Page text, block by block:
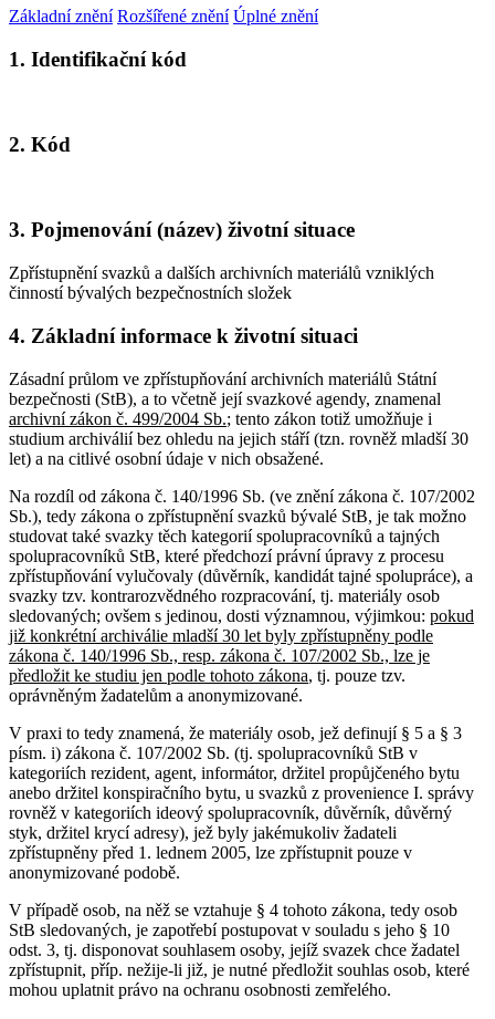
Základní znění Rozšířené znění Úplné znění
1. Identifikační kód
2. Kód
3. Pojmenování (název) životní situace
Zpřístupnění svazků a dalších archivních materiálů vzniklých
činností bývalých bezpečnostních složek
4. Základní informace k životní situaci
Zásadní průlom ve zpřístupňování archivních materiálů Státní
bezpečnosti (StB), a to včetně její svazkové agendy, znamenal
archivní zákon č. 499/2004 Sb.; tento zákon totiž umožňuje i
studium archiválií bez ohledu na jejich stáří (tzn. rovněž mladší 30
let) a na citlivé osobní údaje v nich obsažené.
Na rozdíl od zákona č. 140/1996 Sb. (ve znění zákona č. 107/2002
Sb.), tedy zákona o zpřístupnění svazků bývalé StB, je tak možno
studovat také svazky těch kategorií spolupracovníků a tajných
spolupracovníků StB, které předchozí právní úpravy z procesu
zpřístupňování vylučovaly (důvěrník, kandidát tajné spolupráce), a
svazky tzv. kontrarozvědného rozpracování, tj. materiály osob
sledovaných; ovšem s jedinou, dosti významnou, výjimkou: pokud
již konkrétní archiválie mladší 30 let byly zpřístupněny podle
zákona č. 140/1996 Sb., resp. zákona č. 107/2002 Sb., lze je
předložit ke studiu jen podle tohoto zákona, tj. pouze tzv.
oprávněným žadatelům a anonymizované.
V praxi to tedy znamená, že materiály osob, jež definují § 5 a § 3
písm. i) zákona č. 107/2002 Sb. (tj. spolupracovníků StB v
kategoriích rezident, agent, informátor, držitel propůjčeného bytu
anebo držitel konspiračního bytu, u svazků z provenience I. správy
rovněž v kategoriích ideový spolupracovník, důvěrník, důvěrný
styk, držitel krycí adresy), jež byly jakémukoliv žadateli
zpřístupněny před 1. lednem 2005, lze zpřístupnit pouze v
anonymizované podobě.
V případě osob, na něž se vztahuje § 4 tohoto zákona, tedy osob
StB sledovaných, je zapotřebí postupovat v souladu s jeho § 10
odst. 3, tj. disponovat souhlasem osoby, jejíž svazek chce žadatel
zpřístupnit, příp. nežije-li již, je nutné předložit souhlas osob, které
mohou uplatnit právo na ochranu osobnosti zemřelého.